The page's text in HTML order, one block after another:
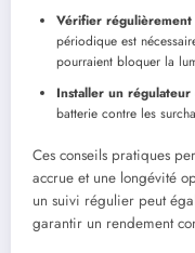
Vérifier régulièrement
périodique est
pourraient bloquer la
Installer un
batterie contre les
Ces conseils pratiques
accrue et une longévité
un suivi régulier peut
garantir un rendement